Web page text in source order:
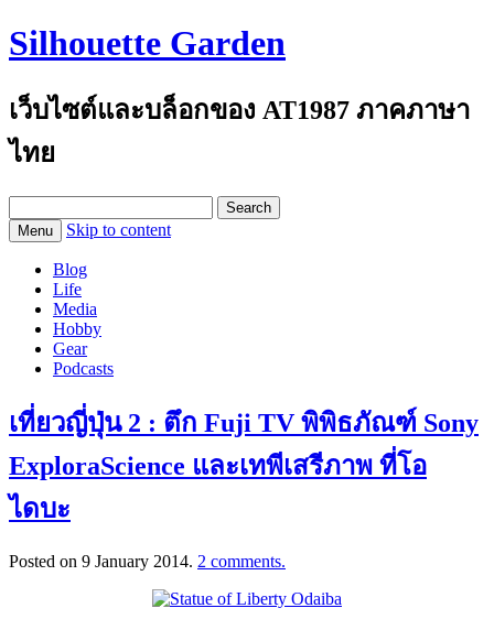
Silhouette Garden
เว็บไซต์และบล็อกของ AT1987 ภาคภาษา
ไทย
for:Menu Skip to content
Blog
Life
Media
Hobby
Gear
Podcasts
เที่ยวญี่ปุ่น 2 : ตึก Fuji TV พิพิธภัณฑ์ Sony
ExploraScience และเทพีเสรีภาพ ที่โอ
ไดบะ
Posted on 9 January 2014. 2 comments.